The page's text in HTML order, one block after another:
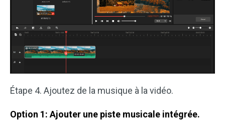
Étape 4. Ajoutez de la musique à la vidéo.
Option 1: Ajouter une piste musicale intégrée.